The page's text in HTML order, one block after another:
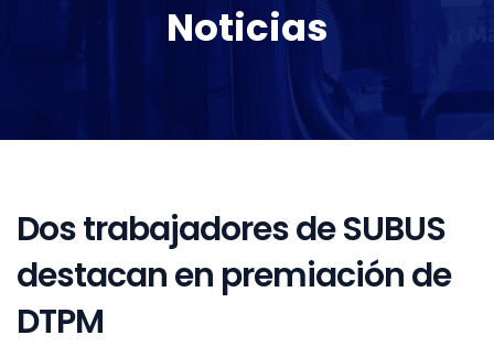
Noticias
Dos trabajadores de SUBUS
destacan en premiación de
DTPM